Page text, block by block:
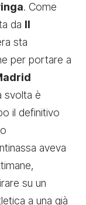
. Come
da Il
sta
per portare a
svolta è
il definitivo
aveva
su un
a una già